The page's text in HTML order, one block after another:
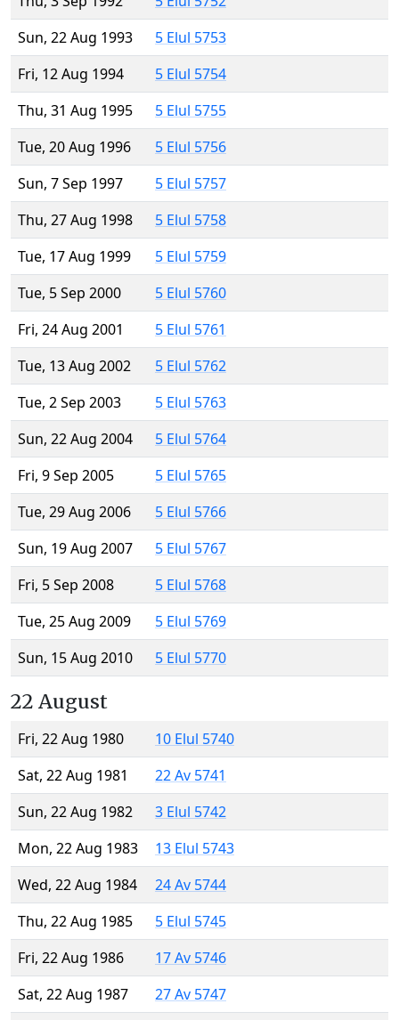
Sun, 22 Aug 1993
5 Elul 5753
Fri, 12 Aug 1994
5 Elul 5754
Thu, 31 Aug 1995
5 Elul 5755
Tue, 20 Aug 1996
5 Elul 5756
Sun, 7 Sep 1997
5 Elul 5757
Thu, 27 Aug 1998
5 Elul 5758
Tue, 17 Aug 1999
5 Elul 5759
Tue, 5 Sep 2000
5 Elul 5760
Fri, 24 Aug 2001
5 Elul 5761
Tue, 13 Aug 2002
5 Elul 5762
Tue, 2 Sep 2003
5 Elul 5763
Sun, 22 Aug 2004
5 Elul 5764
Fri, 9 Sep 2005
5 Elul 5765
Tue, 29 Aug 2006
5 Elul 5766
Sun, 19 Aug 2007
5 Elul 5767
Fri, 5 Sep 2008
5 Elul 5768
Tue, 25 Aug 2009
5 Elul 5769
Sun, 15 Aug 2010
5 Elul 5770
22 August
Fri, 22 Aug 1980
10 Elul 5740
Sat, 22 Aug 1981
22 Av 5741
Sun, 22 Aug 1982
3 Elul 5742
Mon, 22 Aug 1983
13 Elul 5743
Wed, 22 Aug 1984
24 Av 5744
Thu, 22 Aug 1985
5 Elul 5745
Fri, 22 Aug 1986
17 Av 5746
Sat, 22 Aug 1987
27 Av 5747